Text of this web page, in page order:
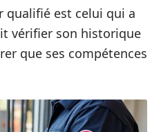
qualifié est celui qui a
vérifier son historique
que ses compétences